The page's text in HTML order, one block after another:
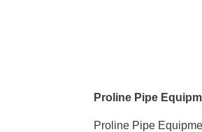
Proline Pipe
Proline Pipe